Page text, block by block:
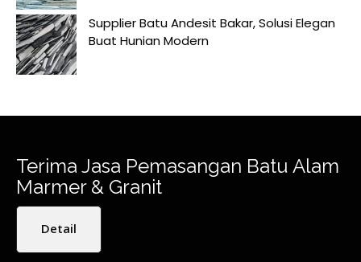
Supplier Batu Andesit Bakar, Solusi Elegan
Buat Hunian Modern
Terima Jasa Pemasangan Batu Alam
Marmer & Granit
Detail